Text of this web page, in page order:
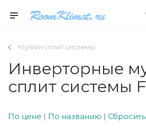
Мульти сплит системы
Инверторные
сплит системы
По цене | По названию | Сбросить